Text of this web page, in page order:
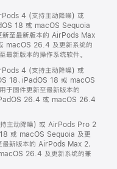
4 (支持主动降噪) 或
18 或 macOS Sequoia
新至最新版本的 AirPods Max
macOS 26.4 及更新系统的
最新版本的操作系统软件。
4 (支持主动降噪) 或
18、iPadOS 18 或 macOS
于固件更新至最新版本的
26.4 或 macOS 26.4
主动降噪) 或 AirPods Pro 2
18 或 macOS Sequoia 及更
最新版本的 AirPods Max 2，
26.4 及更新系统的兼